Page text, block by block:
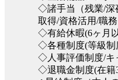
◇諸手当（残業/深
取得/資格活用/職務
◇有給休暇(6ヶ月
◇各種制度(等級制
◇人事評価制度/キ
◇退職金制度(在